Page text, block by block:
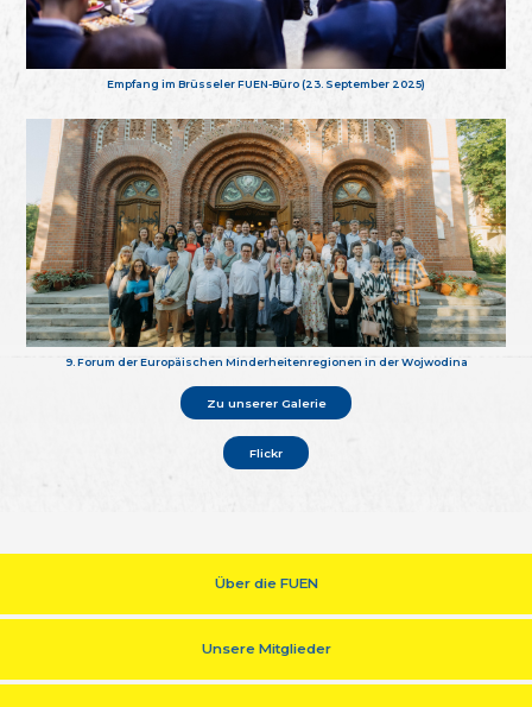
Empfang im Brüsseler FUEN-Büro (23. September 2025)
9. Forum der Europäischen Minderheitenregionen in der Wojwodina
Zu unserer Galerie
Flickr
Über die FUEN
Unsere Mitglieder